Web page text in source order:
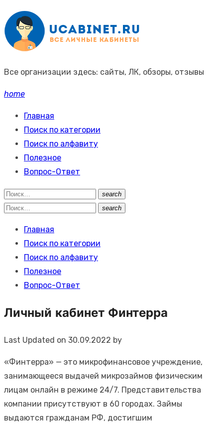
Промотать
к
содержимому
Все организации здесь: сайты, ЛК, обзоры, отзывы
home
Главная
Поиск по категории
Поиск по алфавиту
Полезное
Вопрос-Ответ
Поиск:
search
Поиск
Поиск:
search
Поиск
Главная
Поиск по категории
Поиск по алфавиту
Полезное
Вопрос-Ответ
Личный кабинет Финтерра
Last Updated on 30.09.2022 by
«Финтерра» — это микрофинансовое учреждение,
занимающееся выдачей микрозаймов физическим
лицам онлайн в режиме 24/7. Представительства
компании присутствуют в 60 городах. Займы
выдаются гражданам РФ, достигшим